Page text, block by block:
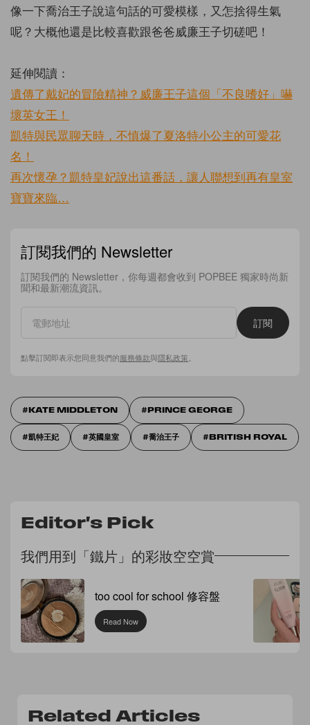
像一下喬治王子說這句話的可愛模樣，又怎捨得生氣
呢？大概他還是比較喜歡跟爸爸威廉王子切磋吧！
延伸閱讀：
遺傳了戴妃的冒險精神？威廉王子這個「不良嗜好」嚇
壞英女王！
凱特與民眾聊天時，不慎爆了夏洛特小公主的可愛花
名！
再次懷孕？凱特皇妃說出這番話，讓人聯想到再有皇室
寶寶來臨…
訂閱我們的 Newsletter
訂閱我們的 Newsletter，你每週都會收到 POPBEE 獨家時尚新
聞和最新潮流資訊。
訂閱
點擊訂閱即表示您同意我們的服務條款與隱私政策
KATE MIDDLETON PRINCE GEORGE​
凱特王妃 英國皇室 喬治王子 BRITISH ROYAL
Editor's Pick
我們用到「鐵片」的彩妝空空賞
too cool for school 修容盤
Read Now
Related Articles